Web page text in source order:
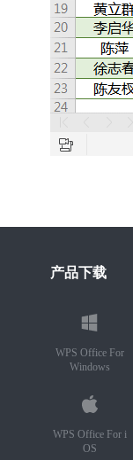
产品下载
WPS Office For
Windows
WPS Office For i
OS